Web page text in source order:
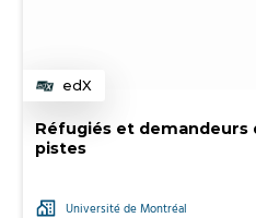
Réfugiés et demandeurs
pistes
Université de Montréal
Category
edX